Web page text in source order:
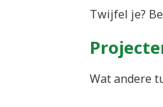
Twijfel je?
Wat andere